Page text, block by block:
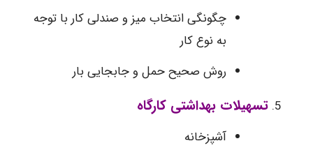
چگونگی انتخاب میز و صندلی کار با توجه
به نوع کار
روش صحیح حمل و جابجایی بار
تسهیلات بهداشتی کارگاه
آشپزخانه